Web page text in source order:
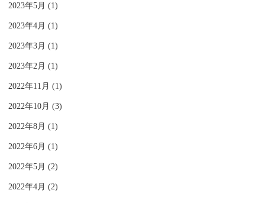
2023年5月 (1)
2023年4月 (1)
2023年3月 (1)
2023年2月 (1)
2022年11月 (1)
2022年10月 (3)
2022年8月 (1)
2022年6月 (1)
2022年5月 (2)
2022年4月 (2)